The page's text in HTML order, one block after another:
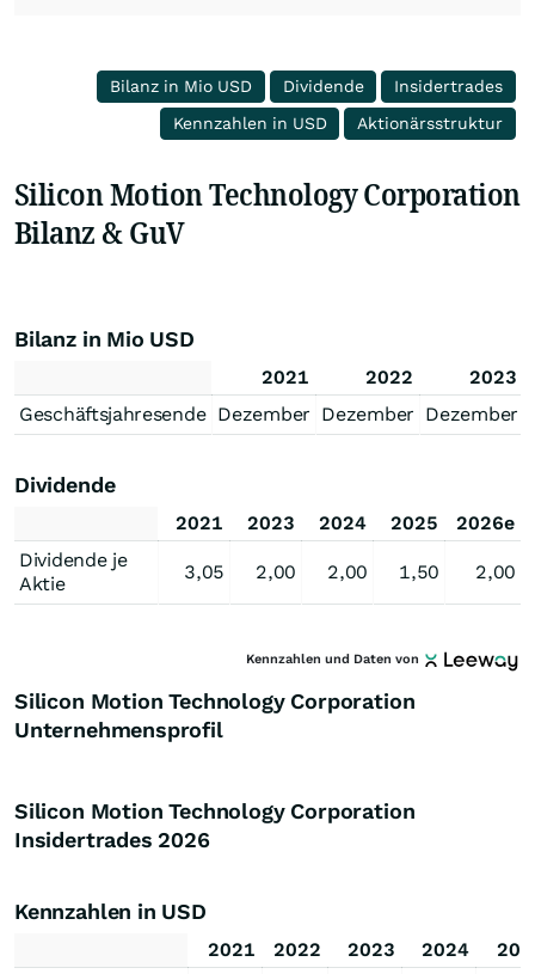
Bilanz in Mio USD Dividende
Insidertrades
Kennzahlen in USD
Aktionärsstruktur
Silicon Motion Technology Corporation
Bilanz & GuV
Bilanz in Mio USD
2021 2022
2023
Geschäftsjahresende Dezember Dezember Dezember
Dividende
2021 2023 2024 2025
2026e
Dividende je
Aktie
3,05 2,00 2,00 1,50 2,00
Kennzahlen und Daten von
Silicon Motion Technology Corporation
Unternehmensprofil
Silicon Motion Technology Corporation
Insidertrades 2026
Kennzahlen in USD
2021 2022 2023 2024